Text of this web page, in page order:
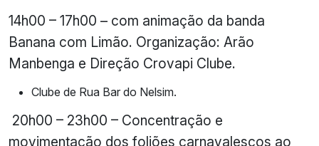
14h00 – 17h00 – com animação da banda
Banana com Limão. Organização: Arão
Manbenga e Direção Crovapi Clube.
Clube de Rua Bar do Nelsim.
20h00 – 23h00 – Concentração e
movimentação dos foliões carnavalescos ao